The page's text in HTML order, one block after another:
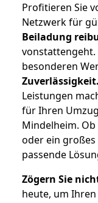
Profitieren Sie
Netzwerk für
Beiladung
vonstattengeht.
besonderen
Zuverlässigkeit.
Leistungen
für Ihren
Mindelheim.
oder ein
passende
Zögern Sie
heute, um